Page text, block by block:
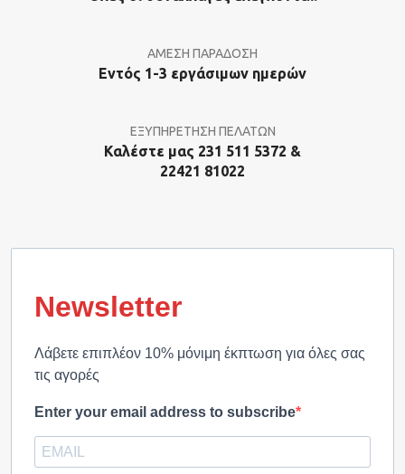
ΑΜΕΣΗ ΠΑΡΑΔΟΣΗ
Εντός 1-3 εργάσιμων ημερών
ΕΞΥΠΗΡΕΤΗΣΗ ΠΕΛΑΤΩΝ
Καλέστε μας 231 511 5372 &
22421 81022
Newsletter
Λάβετε επιπλέον 10% μόνιμη έκπτωση για όλες σας
τις αγορές
Enter your email address to subscribe